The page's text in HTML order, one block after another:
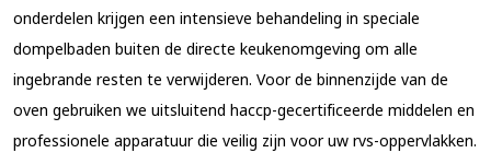
onderdelen krijgen een intensieve behandeling in speciale
dompelbaden buiten de directe keukenomgeving om alle
ingebrande resten te verwijderen. Voor de binnenzijde van de
oven gebruiken we uitsluitend haccp-gecertificeerde middelen en
professionele apparatuur die veilig zijn voor uw rvs-oppervlakken.